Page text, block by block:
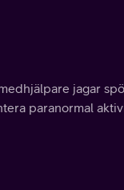
jagar
paranormal